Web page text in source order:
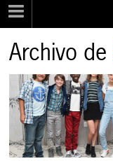
Archivo de